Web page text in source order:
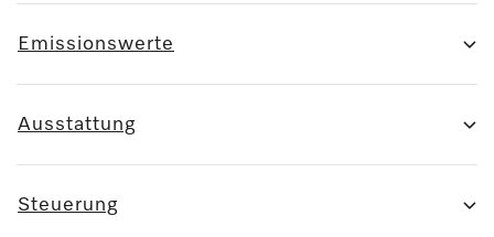
Emissionswerte
Ausstattung
Steuerung